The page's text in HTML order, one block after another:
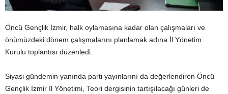
Öncü Gençlik İzmir, halk oylamasına kadar olan çalışmaları ve
önümüzdeki dönem çalışmalarını planlamak adına İl Yönetim
Kurulu toplantısı düzenledi.
Siyasi gündemin yanında parti yayınlarını da değerlendiren Öncü
Gençlik İzmir İl Yönetimi, Teori dergisinin tartışılacağı günleri de